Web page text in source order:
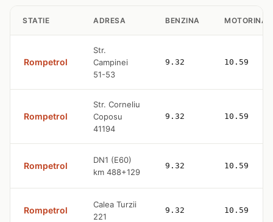
STATIE ADRESA BENZINA MOTORINA
Rompetrol
Str.
Campinei
51-53
9.32 10.59
Rompetrol
Str. Corneliu
Coposu
41194
9.32 10.59
Rompetrol
DN1 (E60)
km 488+129
9.32 10.59
Rompetrol
Calea Turzii
221
9.32 10.59